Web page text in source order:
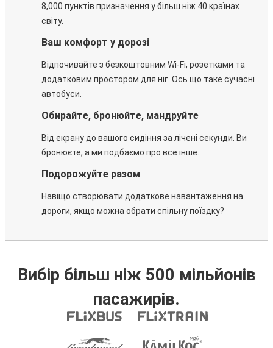
8,000 пунктів призначення у більш ніж 40 країнах
світу.
Ваш комфорт у дорозі
Відпочивайте з безкоштовним Wi-Fi, розетками та
додатковим простором для ніг. Ось що таке сучасні
автобуси.
Обирайте, бронюйте, мандруйте
Від екрану до вашого сидіння за лічені секунди. Ви
бронюєте, а ми подбаємо про все інше.
Подорожуйте разом
Навіщо створювати додаткове навантаження на
дороги, якщо можна обрати спільну поїздку?
Вибір більш ніж 500 мільйонів
пасажирів.